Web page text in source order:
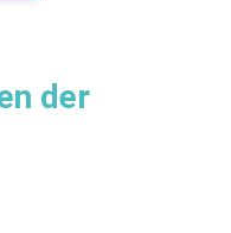
der